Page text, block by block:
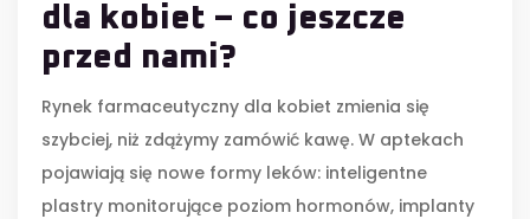
dla kobiet – co jeszcze
przed nami?
Rynek farmaceutyczny dla kobiet zmienia się
szybciej, niż zdążymy zamówić kawę. W aptekach
pojawiają się nowe formy leków: inteligentne
plastry monitorujące poziom hormonów, implanty